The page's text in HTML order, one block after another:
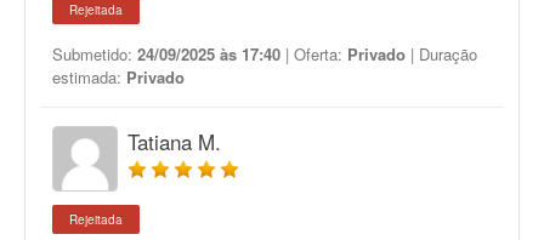
Rejeitada
Submetido: 24/09/2025 às 17:40 | Oferta: Privado | Duração
estimada: Privado
Tatiana M.
Rejeitada